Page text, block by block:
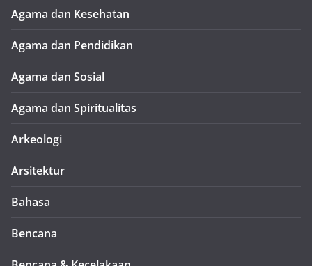
Agama dan Kesehatan
Agama dan Pendidikan
Agama dan Sosial
Agama dan Spiritualitas
Arkeologi
Arsitektur
Bahasa
Bencana